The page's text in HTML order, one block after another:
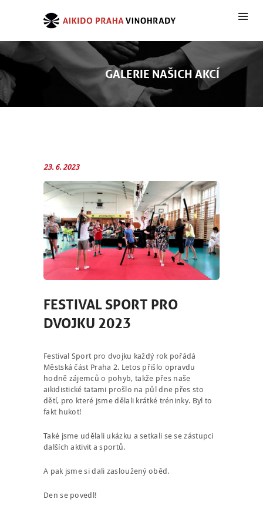
GALERIE NAŠICH AKCÍ
23. 6. 2023
FESTIVAL SPORT PRO
DVOJKU 2023
Festival Sport pro dvojku každý rok pořádá
Městská část Praha 2. Letos přišlo opravdu
hodně zájemců o pohyb, takže přes naše
aikidistické tatami prošlo na půl dne přes sto
dětí, pro které jsme dělali krátké tréninky. Byl to
fakt hukot!
Také jsme udělali ukázku a setkali se se zástupci
dalších aktivit a sportů.
A pak jsme si dali zasloužený oběd.
Den se povedl!